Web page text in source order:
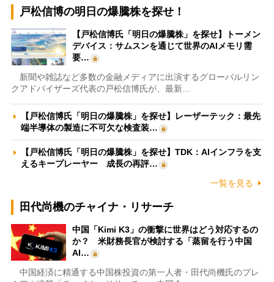
戸松信博の明日の爆騰株を探せ！
【戸松信博氏「明日の爆騰株」を探せ】トーメン
デバイス：サムスンを通じて世界のAIメモリ需
要…
新聞や雑誌など多数の金融メディアに出演するグローバルリン
クアドバイザーズ代表の戸松信博氏が、最新…
【戸松信博氏「明日の爆騰株」を探せ】レーザーテック：最先
端半導体の製造に不可欠な検査装…
【戸松信博氏「明日の爆騰株」を探せ】TDK：AIインフラを支
えるキープレーヤー 成長の再評…
一覧を見る
田代尚機のチャイナ・リサーチ
中国「Kimi K3」の衝撃に世界はどう対応するの
か？ 米財務長官が検討する「蒸留を行う中国
AI…
中国経済に精通する中国株投資の第一人者・田代尚機氏のプレ